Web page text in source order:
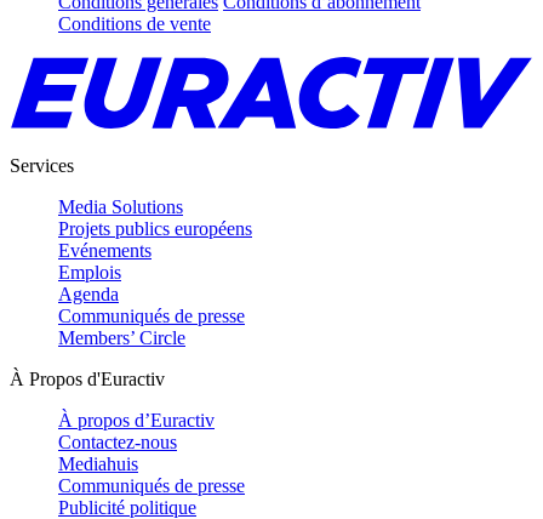
Conditions de vente
Services
Media Solutions
Projets publics européens
Evénements
Emplois
Agenda
Communiqués de presse
Members’ Circle
À Propos d'Euractiv
À propos d’Euractiv
Contactez-nous
Mediahuis
Communiqués de presse
Publicité politique